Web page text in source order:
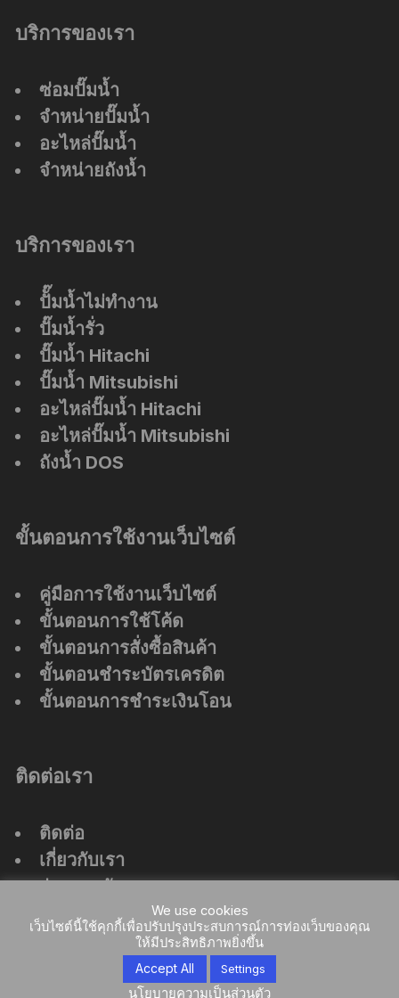
บริการของเรา
ซ่อมปั๊มน้ำ
จำหน่ายปั๊มน้ำ
อะไหล่ปั๊มน้ำ
จำหน่ายถังน้ำ
บริการของเรา
ปัั๊มน้ำไม่ทำงาน
ปั๊มน้ำรั่ว
ปั๊มน้ำ Hitachi
ปั๊มน้ำ Mitsubishi
อะไหล่ปั๊มน้ำ Hitachi
อะไหล่ปั๊มน้ำ Mitsubishi
ถังน้ำ DOS
ขั้นตอนการใช้งานเว็บไซต์
คู่มือการใช้งานเว็บไซต์
ขั้นตอนการใช้โค้ด
ขั้นตอนการสั่งซื้อสินค้า
ขั้นตอนชำระบัตรเครดิต
ขั้นตอนการชำระเงินโอน
ติดต่อเรา
ติดต่อ
เกี่ยวกับเรา
ร่วมงานกับเรา
ที่ตั้งสำนักงานใหญ่We use cookies
เว็บไซต์นี้ใช้คุกกี้เพื่อปรับปรุงประสบการณ์การท่องเว็บของคุณ
ให้มีประสิทธิภาพยิ่งขึ้น
Accept All Settings
นโยบายความเป็นส่วนตัว